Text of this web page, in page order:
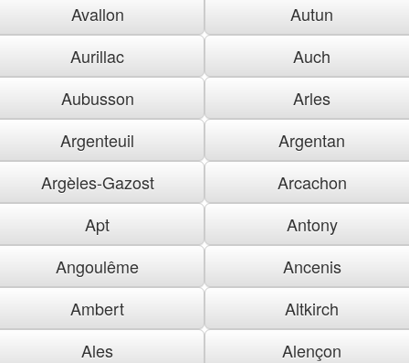
Avallon
Autun
Aurillac
Auch
Aubusson
Arles
Argenteuil
Argentan
Argèles-Gazost
Arcachon
Apt
Antony
Angoulême
Ancenis
Ambert
Altkirch
Ales
Alençon